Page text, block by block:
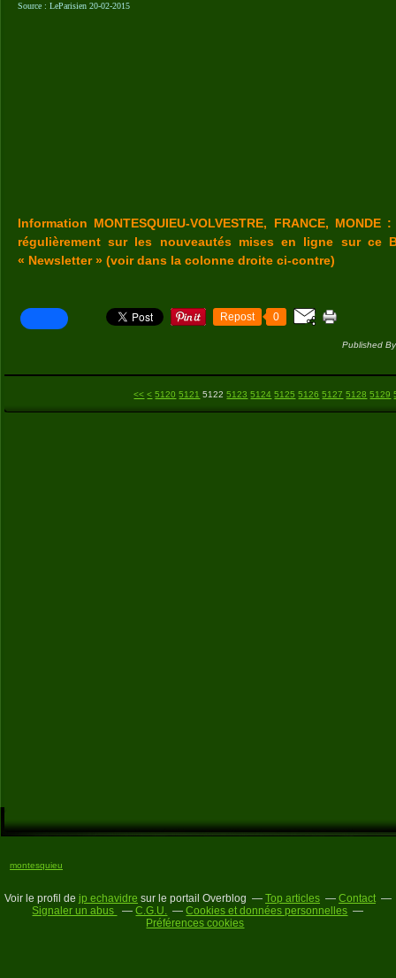
Source : LeParisien 20-02-2015
Information MONTESQUIEU-VOLVESTRE, FRANCE,
régulièrement sur les nouveautés mises en ligne sur ce
« Newsletter » (voir dans la colonne droite ci-contre)
Repost 0
Published
<< < 5100
5110
5120 5121 5122 5123 5124 5125 5126 5127 5128 5129
montesquieu
Voir le profil de jp echavidre sur le portail Overblog Top articles
Contact
Signaler un abus
C.G.U.
Cookies et données personnelles
Préférences cookies